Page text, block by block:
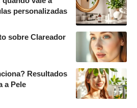
personalizadas
sobre Clareador
Resultados
a Pele